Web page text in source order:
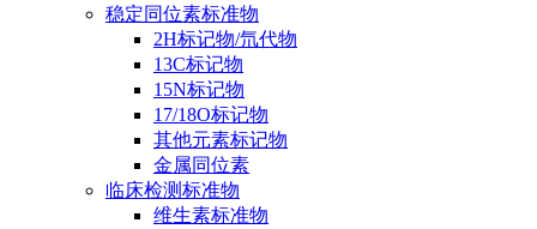
稳定同位素标准物
2H标记物/氘代物
13C标记物
15N标记物
17/18O标记物
其他元素标记物
金属同位素
临床检测标准物
维生素标准物